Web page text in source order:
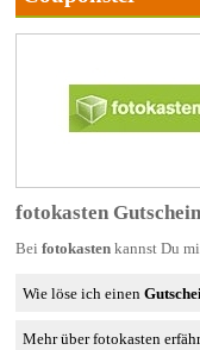
fotokasten
Bei fotokastenkannst Du
Wie löse ich einen
Mehr über fotokasten